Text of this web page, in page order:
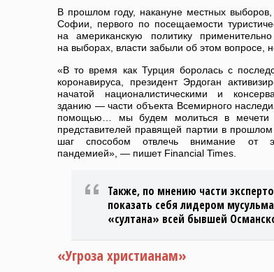
В прошлом году, накануне местных
Софии, первого по посещаемости
на американскую политику
на выборах, власти забыли об этом вопросе,
«В то время как Турция боролась с
коронавируса, президент Эрдоган
начатой националистическими и
зданию — части объекта Всемирного
помощью… мы будем молиться в мечети
представителей правящей партии в
шаг способом отвлечь внимание от
пандемией», — пишет Financial Times.
Также, по мнению части
показать себя лидером
«султана» всей бывшей
«Угроза христианам»